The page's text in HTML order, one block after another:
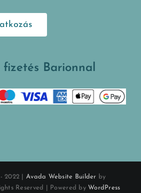
fizetés Barionnal
2022 | Avada Website Builder by
Reserved | Powered byWordPress